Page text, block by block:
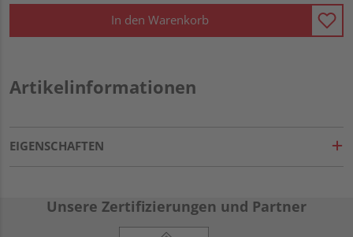
In den Warenkorb
Artikelinformationen
EIGENSCHAFTEN
Unsere Zertifizierungen und Partner